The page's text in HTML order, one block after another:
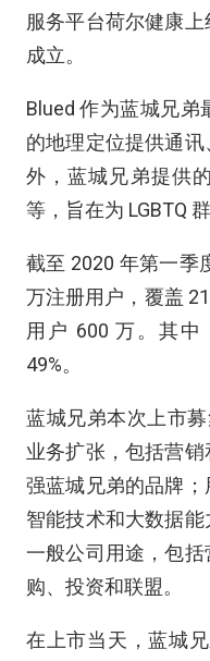
服务平台荷尔健康
成立。
Blued 作为蓝城兄
的地理定位提供通
外，蓝城兄弟提供
等，旨在为 LGBTQ
截至 2020 年第一季
万注册用户，覆盖
用户 600 万。其
49%。
蓝城兄弟本次上市
业务扩张，包括营
强蓝城兄弟的品牌
智能技术和大数据
一般公司用途，包
购、投资和联盟。
在上市当天，蓝城